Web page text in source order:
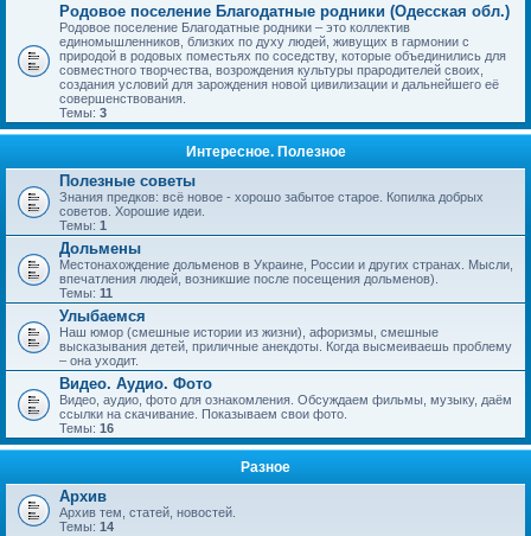
Родовое поселение Благодатные родники (Одесская обл.)
Родовое поселение Благодатные родники – это коллектив
единомышленников, близких по духу людей, живущих в гармонии с
природой в родовых поместьях по соседству, которые объединились для
совместного творчества, возрождения культуры прародителей своих,
создания условий для зарождения новой цивилизации и дальнейшего её
совершенствования.
Темы: 3
Интересное. Полезное
Полезные советы
Знания предков: всё новое - хорошо забытое старое. Копилка добрых
советов. Хорошие идеи.
Темы: 1
Дольмены
Местонахождение дольменов в Украине, России и других странах. Мысли,
впечатления людей, возникшие после посещения дольменов).
Темы: 11
Улыбаемся
Наш юмор (смешные истории из жизни), афоризмы, смешные
высказывания детей, приличные анекдоты. Когда высмеиваешь проблему
– она уходит.
Видео. Аудио. Фото
Видео, аудио, фото для ознакомления. Обсуждаем фильмы, музыку, даём
ссылки на скачивание. Показываем свои фото.
Темы: 16
Разное
Архив
Архив тем, статей, новостей.
Темы: 14